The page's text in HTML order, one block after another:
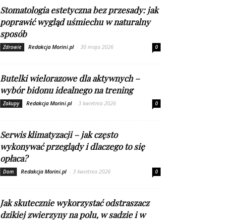
Stomatologia estetyczna bez przesady: jak
poprawić wygląd uśmiechu w naturalny
sposób
Zdrowie Redakcja Morini.pl - 30 maja 2026 0
Butelki wielorazowe dla aktywnych –
wybór bidonu idealnego na trening
Zakupy Redakcja Morini.pl - 3 kwietnia 2026 0
Serwis klimatyzacji – jak często
wykonywać przeglądy i dlaczego to się
opłaca?
Dom Redakcja Morini.pl - 3 kwietnia 2026 0
Jak skutecznie wykorzystać odstraszacz
dzikiej zwierzyny na polu, w sadzie i w